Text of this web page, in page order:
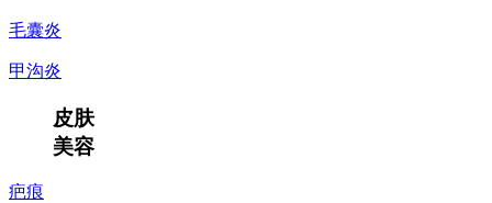
毛囊炎
甲沟炎
皮肤
美容
疤痕